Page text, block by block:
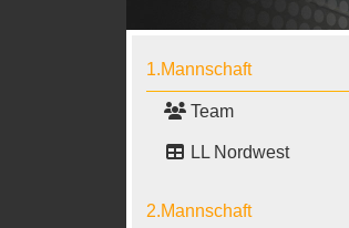
1.Mannschaft
Team
LL Nordwest
2.Mannschaft